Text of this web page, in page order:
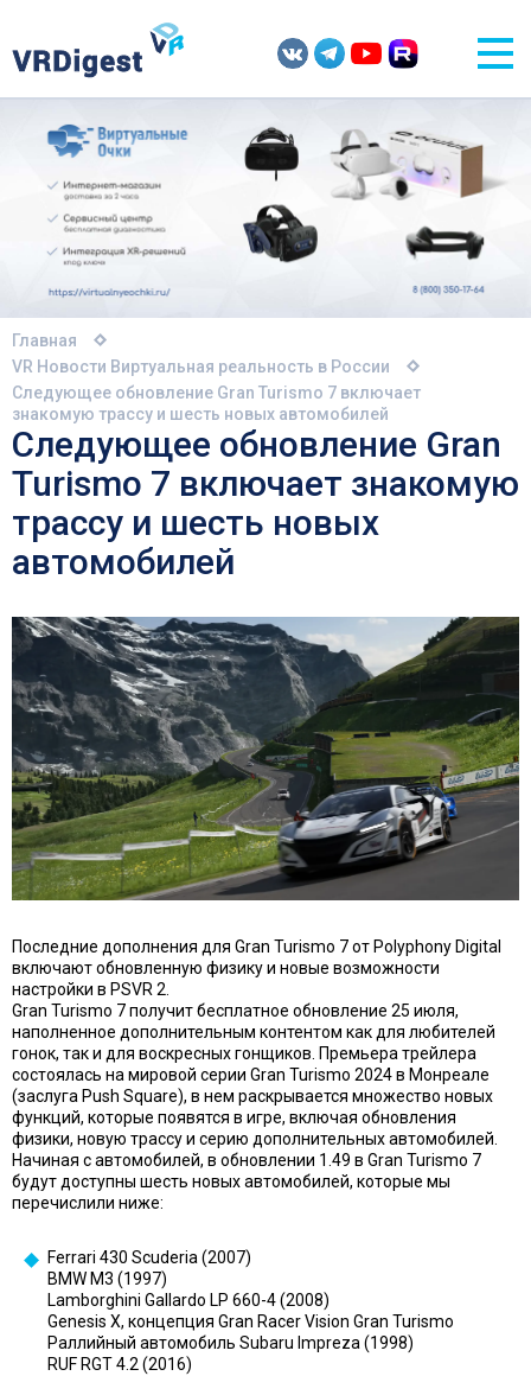
Главная
VR Новости Виртуальная реальность в России
Следующее обновление Gran Turismo 7 включает
знакомую трассу и шесть новых автомобилей
Следующее обновление Gran
Turismo 7 включает знакомую
трассу и шесть новых
автомобилей
Последние дополнения для Gran Turismo 7 от Polyphony Digital
включают обновленную физику и новые возможности
настройки в PSVR 2.
Gran Turismo 7 получит бесплатное обновление 25 июля,
наполненное дополнительным контентом как для любителей
гонок, так и для воскресных гонщиков. Премьера трейлера
состоялась на мировой серии Gran Turismo 2024 в Монреале
(заслуга Push Square), в нем раскрывается множество новых
функций, которые появятся в игре, включая обновления
физики, новую трассу и серию дополнительных автомобилей.
Начиная с автомобилей, в обновлении 1.49 в Gran Turismo 7
будут доступны шесть новых автомобилей, которые мы
перечислили ниже:
Ferrari 430 Scuderia (2007)
BMW M3 (1997)
Lamborghini Gallardo LP 660-4 (2008)
Genesis X, концепция Gran Racer Vision Gran Turismo
Раллийный автомобиль Subaru Impreza (1998)
RUF RGT 4.2 (2016)